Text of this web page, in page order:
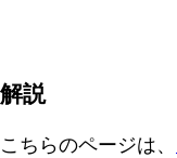
解説
こちらのページは、